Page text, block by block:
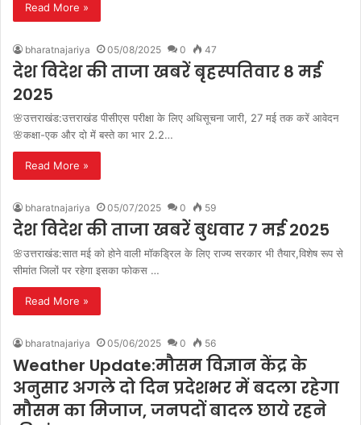
Read More »
bharatnajariya 05/08/2025 0 47
देश विदेश की ताजा खबरें बृहस्पतिवार 8 मई
2025
🌸उत्तराखंड:उत्तराखंड पीसीएस परीक्षा के लिए अधिसूचना जारी, 27 मई तक करें आवेदन
🌸कक्षा-एक और दो में बस्ते का भार 2.2…
Read More »
bharatnajariya 05/07/2025 0 59
देश विदेश की ताजा खबरें बुधवार 7 मई 2025
🌸उत्तराखंड:सात मई को होने वाली मॉकड्रिल के लिए राज्य सरकार भी तैयार,विशेष रूप से
सीमांत जिलों पर रहेगा इसका फोकस …
Read More »
bharatnajariya 05/06/2025 0 56
Weather Update:मौसम विज्ञान केंद्र के
अनुसार अगले दो दिन प्रदेशभर में बदला रहेगा
मौसम का मिजाज, जनपदों बादल छाये रहने